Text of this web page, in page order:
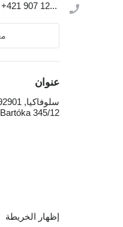
+421 907 12...
عنوان
Bartóka 345/12
إظهار الخريطة